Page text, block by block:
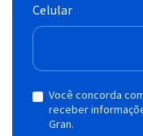
Celular
Você concorda
receber
Gran.